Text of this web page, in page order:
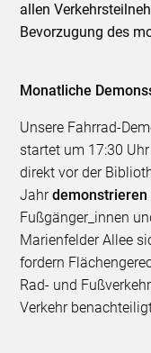
allen
Bevorzugung des
Monatliche
Unsere Fahrrad-
startet um 17:30
direkt vor der
Jahrdemonstrieren
Fußgänger_innen
Marienfelder Allee
fordern
Rad- und
Verkehr